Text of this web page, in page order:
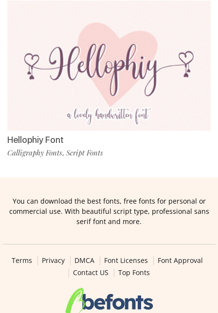
Hellophiy Font
Calligraphy Fonts, Script Fonts
You can download the best fonts, free fonts for personal or
commercial use. With beautiful script type, professional sans
serif font and more.
Terms Privacy DMCA Font Licenses
Font Approval
Contact US
Top Fonts